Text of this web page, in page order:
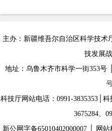
主办：新疆维吾尔自治区科学技术
技发展
地址：乌鲁木齐市科学一街353号
科技厅网站电话：0991-3835353│
3675284、
新公网字备65010402000007 │ 网站